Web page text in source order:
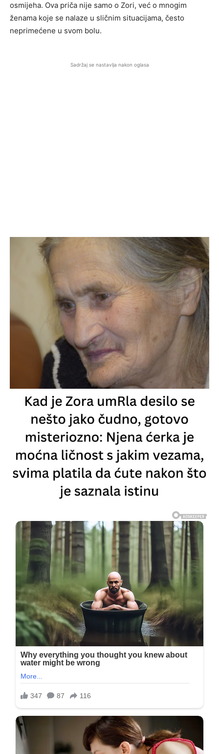
osmijeha. Ova priča nije samo o Zori, već o mnogim
ženama koje se nalaze u sličnim situacijama, često
neprimećene u svom bolu.
Sadržaj se nastavlja nakon oglasa